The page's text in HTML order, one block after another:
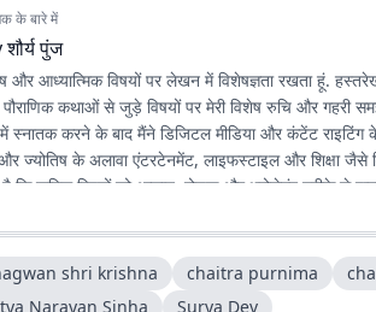
के बारे में
शौर्य पुंज
और आध्यात्मिक विषयों पर लेखन में विशेषज्ञता रखता हूं.
कथाओं से जुड़े विषयों पर मेरी विशेष रुचि और गहरी
स्नातक करने के बाद मैंने डिजिटल मीडिया और कंटेंट राइटिंग
ज्योतिष के अलावा एंटरटेनमेंट, लाइफस्टाइल और शिक्षा जैसे
है कि जटिल विषयों को आसान, रोचक और भरोसेमंद तरीके से
shri krishna chaitra purnima
Narayan Sinha
Surya Dev